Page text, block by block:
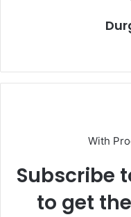
With
Subscribe
to get